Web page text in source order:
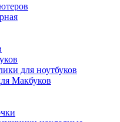
для ноутбуков
Макбуков